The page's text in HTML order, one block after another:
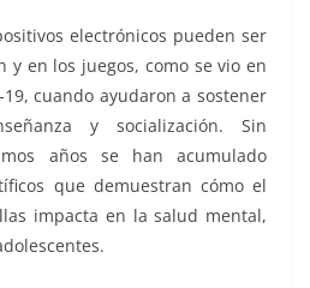
electrónicos pueden ser
y en los juegos, como se vio en
cuando ayudaron a sostener
y socialización. Sin
años se han acumulado
que demuestran cómo el
impacta en la salud mental,